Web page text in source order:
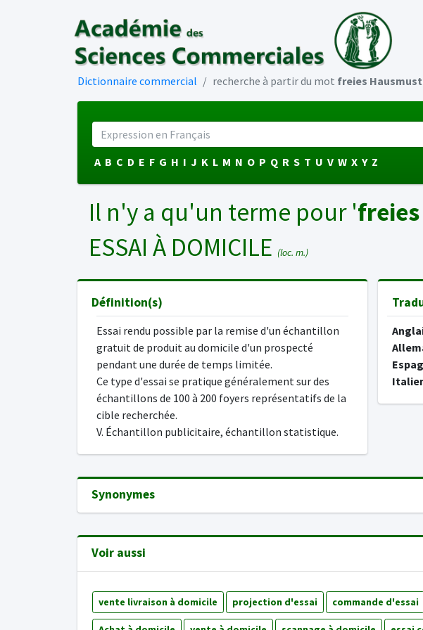
Dictionnaire commercial recherche à partir du mot freies
A B C D E F G H I J K L M N O P Q R S T U V W X Y Z
Il n'y a qu'un terme pour '
ESSAI À DOMICILE (loc. m.)
Définition(s)
Essai rendu possible par la remise d'un échantillon
gratuit de produit au domicile d'un prospecté
pendant une durée de temps limitée.
Ce type d'essai se pratique généralement sur des
échantillons de 100 à 200 foyers représentatifs de la
cible recherchée.
V. Échantillon publicitaire, échantillon statistique.
Synonymes
Voir aussi
vente livraison à domicile projection d'essai commande d'essai